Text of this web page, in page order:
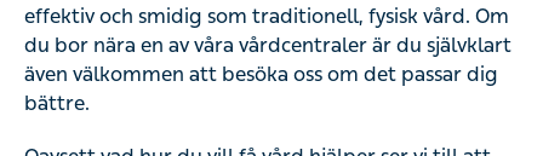
effektiv och smidig som traditionell, fysisk vård. Om
du bor nära en av våra vårdcentraler är du självklart
även välkommen att besöka oss om det passar dig
bättre.